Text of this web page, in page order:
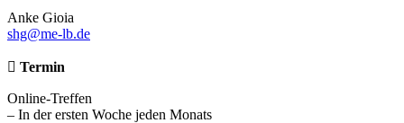
Anke Gioia
shg@me-lb.de
Termin
Online-Treffen
– In der ersten Woche jeden Monats